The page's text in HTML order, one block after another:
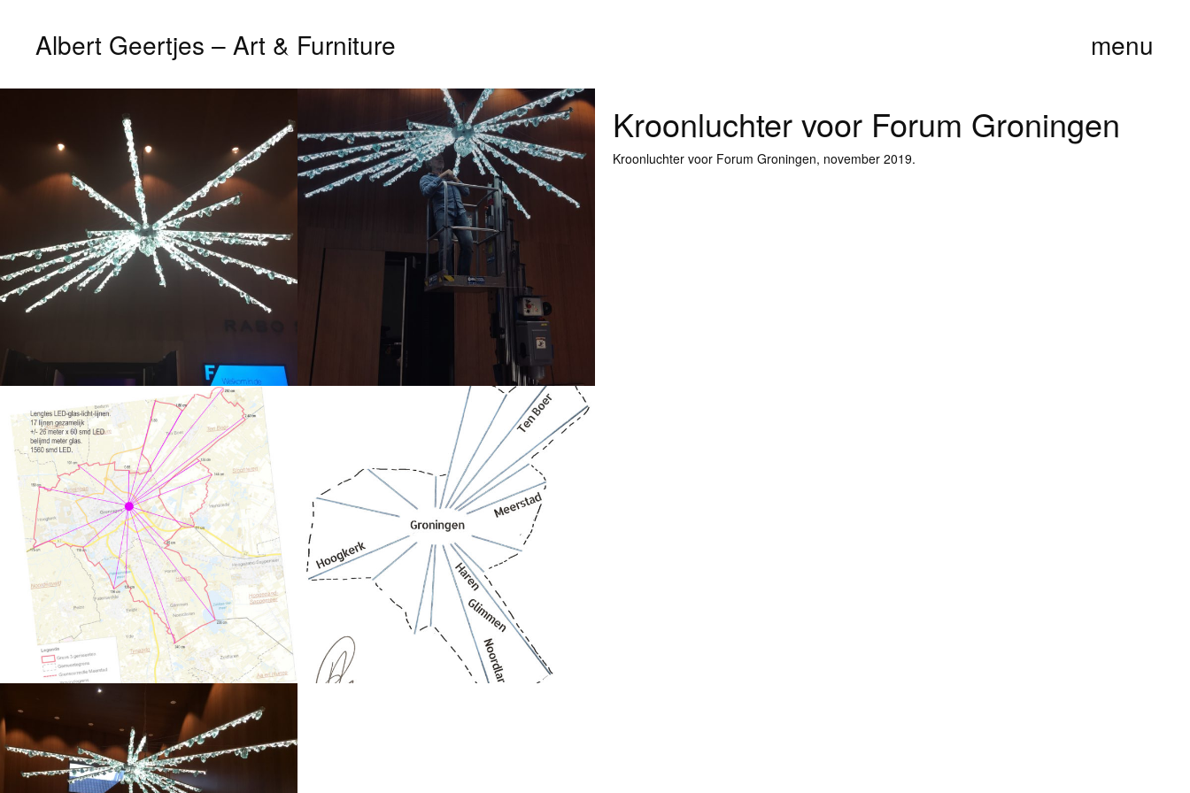
Albert Geertjes – Art & Furniture menu
Kroonluchter voor Forum Groningen
Kroonluchter voor Forum Groningen, november 2019.